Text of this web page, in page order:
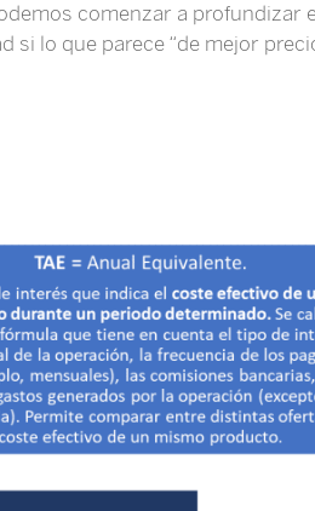
comenzar a profundizar
lo que parece “de mejor